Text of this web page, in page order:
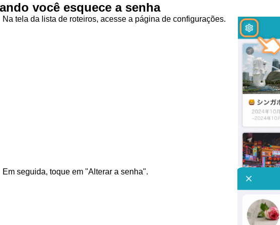
você esquece a senha
Na tela da lista de roteiros, acesse a página de configurações.
Em seguida, toque em "Alterar a senha".